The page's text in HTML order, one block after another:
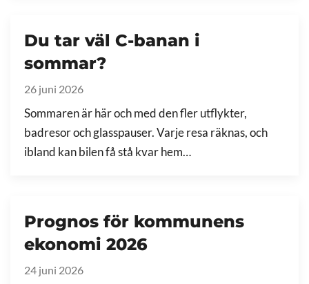
Du tar väl C-banan i
sommar?
26 juni 2026
Sommaren är här och med den fler utflykter,
badresor och glasspauser. Varje resa räknas, och
ibland kan bilen få stå kvar hem…
Prognos för kommunens
ekonomi 2026
24 juni 2026